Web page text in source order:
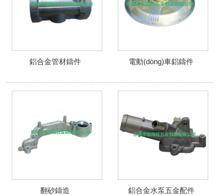
鋁合金管材鑄件 電動(dòng)車鋁鑄件
翻砂鑄造 鋁合金水泵五金配件